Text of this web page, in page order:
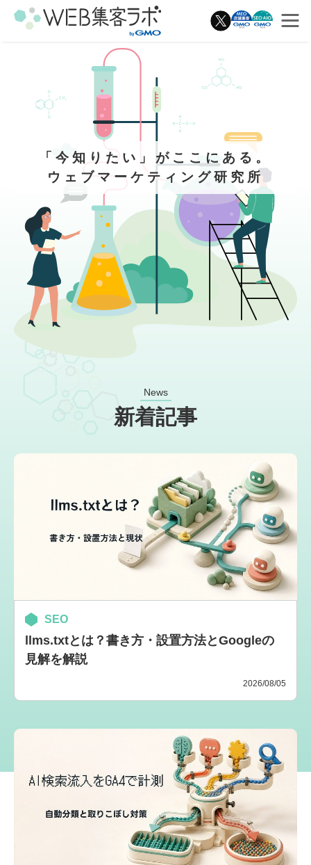
「今知りたい」がここにある。
ウェブマーケティング研究所
News
新着記事
SEO
llms.txtとは？書き方・設置方法とGoogleの
見解を解説
2026/08/05